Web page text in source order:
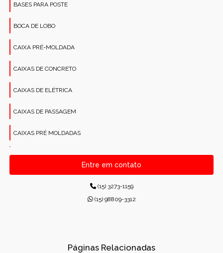
BASES PARA POSTE
BOCA DE LOBO
CAIXA PRÉ-MOLDADA
CAIXAS DE CONCRETO
CAIXAS DE ELÉTRICA
CAIXAS DE PASSAGEM
CAIXAS PRÉ MOLDADAS
CANALETAS PRÉ-MOLDADAS RETANGULARES
CONCRETO PARA CONSTRUÇÕES
CONCRETO USINADO INDUSTRIAL
Entre em contato
(15) 3273-1159
(15) 98809-3312
Páginas Relacionadas